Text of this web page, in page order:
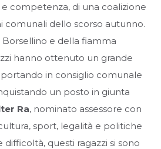
competenza, di una coalizione
comunali dello scorso autunno.
Borsellino e della fiamma
hanno ottenuto un grande
in consiglio comunale
un posto in giunta
Ra, nominato assessore con
sport, legalità e politiche
difficoltà, questi ragazzi si sono